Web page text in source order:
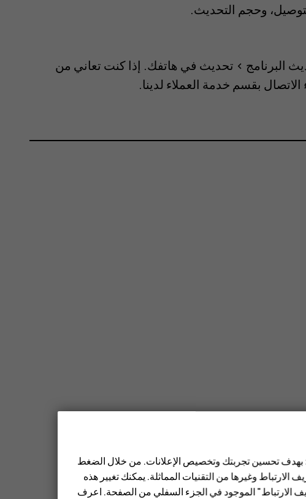
وحجم التحديث.
البرنامج > تحديث في هاتفك. إذا كنت تعاني من
بقسم خدمة العملاء لدينا.
بهدف تحسين تجربتك وتخصيص الإعلانات. من خلال الضغط
وغيرها من التقنيات المماثلة. يمكنك تغيير هذه
الارتباط" الموجود في الجزء السفلي من الصفحة. اعرف